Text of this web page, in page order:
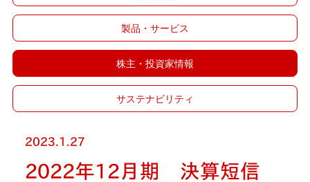
製品・サービス
株主・投資家情報
サステナビリティ
2023.1.27
2022年12月期 決算短信